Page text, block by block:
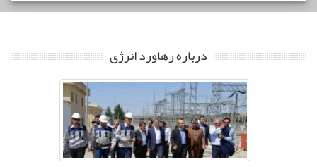
درباره رهاورد انرژی